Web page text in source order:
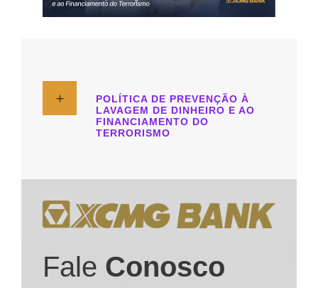
POLÍTICA DE PREVENÇÃO À
LAVAGEM DE DINHEIRO E AO
FINANCIAMENTO DO
TERRORISMO
Fale Conosco